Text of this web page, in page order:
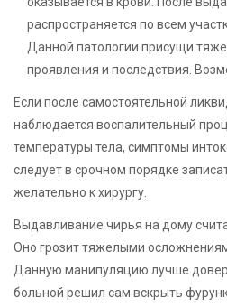
распространяется по всем
Данной патологии присущи
проявления и последствия.
Если после самостоятельной
наблюдается воспалительный
температуры тела, симптомы
следует в срочном порядке
желательно к хирургу.
Выдавливание чирья на дому
Оно грозит тяжелыми
Данную манипуляцию лучше
больной решил сам вскрыть